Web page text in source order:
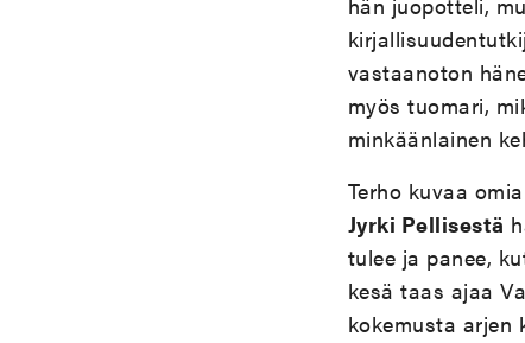
vastaanoton
myös tuomari,
minkäänlainen
Terho kuvaa
Jyrki Pellisestä
tulee ja panee,
kesä taas ajaa
kokemusta arjen